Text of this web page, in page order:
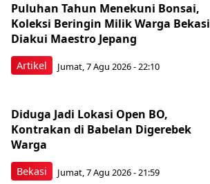
Artikel
Puluhan Tahun Menekuni Bonsai,
Koleksi Beringin Milik Warga Bekasi
Diakui Maestro Jepang
Jumat, 7 Agu 2026 - 22:10
Bekasi
Diduga Jadi Lokasi Open BO,
Kontrakan di Babelan Digerebek
Warga
Jumat, 7 Agu 2026 - 21:59